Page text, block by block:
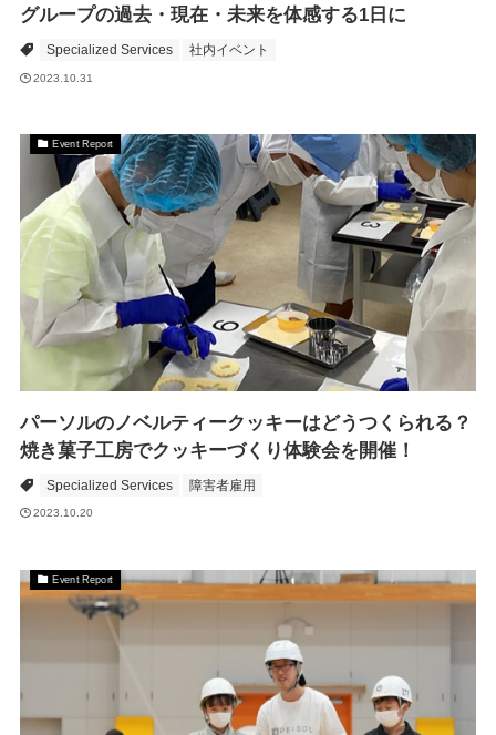
グループの過去・現在・未来を体感する1日に
Specialized Services 社内イベント
2023.10.31
Event Report
パーソルのノベルティークッキーはどうつくられる？
焼き菓子工房でクッキーづくり体験会を開催！
Specialized Services 障害者雇用
2023.10.20
Event Report